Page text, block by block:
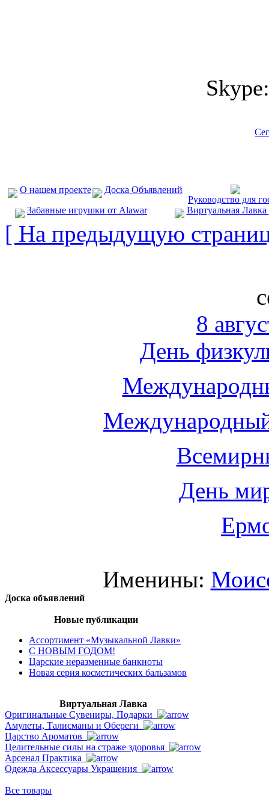
О нашем проекте
Доска Объявлений
Руководство для
Забавные игрушки от Alawar
Виртуальная Лавка
[ На предыдущую
8
День
День
Именины:
Доска объявлений
Новые публикации
Ассортимент «Музыкальной Лавки»
С НОВЫМ ГОДОМ!
Царские неразменные банкноты
Новая серия косметических бальзамов
Виртуальная Лавка
Оригинальные Сувениры, Подарки
Амулеты, Талисманы и Обереги
Царство Ароматов
Целительные силы на страже здоровья
Арсенал Практика
Одежда Аксессуары Украшения
Все товары